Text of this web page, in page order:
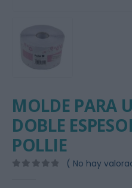
MOLDE PARA
DOBLE
POLLIE
( No hay